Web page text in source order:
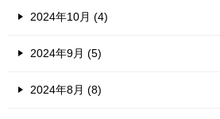
2024年10月 (4)
2024年9月 (5)
2024年8月 (8)